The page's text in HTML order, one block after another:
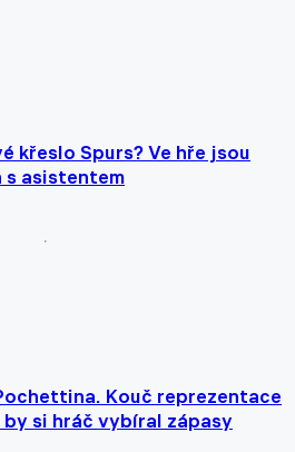
křeslo Spurs? Ve hře jsou
asistentem
Kouč reprezentace
by si hráč vybíral zápasy